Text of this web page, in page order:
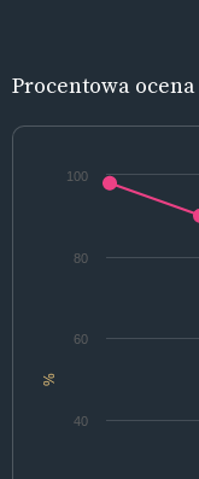
Procentowa ocena
%
40
60
80
100